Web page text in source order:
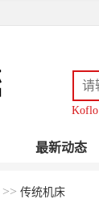
Koflo
最新动态
>> 传统机床